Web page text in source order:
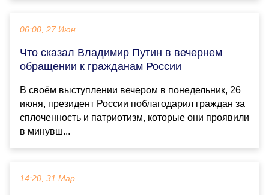
06:00, 27 Июн
Что сказал Владимир Путин в вечернем
обращении к гражданам России
В своём выступлении вечером в понедельник, 26
июня, президент России поблагодарил граждан за
сплоченность и патриотизм, которые они проявили
в минувш...
14:20, 31 Мар